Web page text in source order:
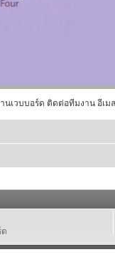
นเวบบอร์ด ติดต่อทีมงาน อีเม
ด